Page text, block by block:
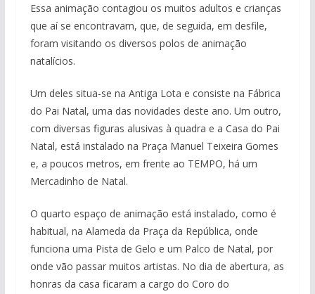
Essa animação contagiou os muitos adultos e crianças
que aí se encontravam, que, de seguida, em desfile,
foram visitando os diversos polos de animação
natalícios.
Um deles situa-se na Antiga Lota e consiste na Fábrica
do Pai Natal, uma das novidades deste ano. Um outro,
com diversas figuras alusivas à quadra e a Casa do Pai
Natal, está instalado na Praça Manuel Teixeira Gomes
e, a poucos metros, em frente ao TEMPO, há um
Mercadinho de Natal.
O quarto espaço de animação está instalado, como é
habitual, na Alameda da Praça da República, onde
funciona uma Pista de Gelo e um Palco de Natal, por
onde vão passar muitos artistas. No dia de abertura, as
honras da casa ficaram a cargo do Coro do